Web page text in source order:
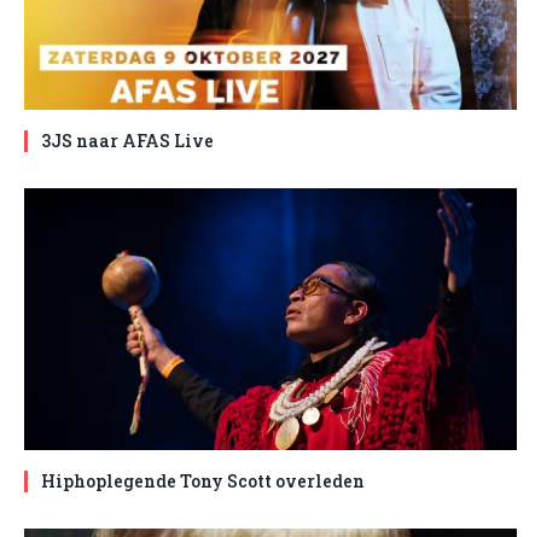
3JS naar AFAS Live
Hiphoplegende Tony Scott overleden